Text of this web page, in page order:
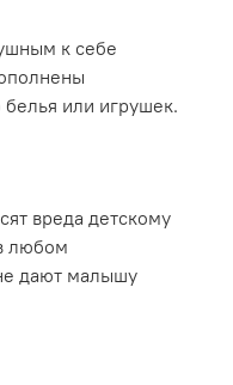
к себе
или игрушек.
вреда детскому
любом
дают малышу